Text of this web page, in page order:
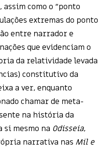
assim como o “ponto
extremas do ponto
entre narrador e
que evidenciam o
da relatividade levada
constitutivo da
a ver, enquanto
chamar de meta-
na história da
mesmo na Odisseia,
narrativa nas Mil e